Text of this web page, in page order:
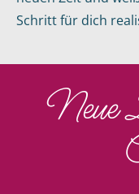
Schritt für dich
Neue